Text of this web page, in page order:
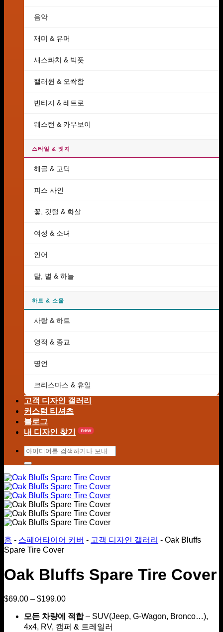
음악
재미 & 유머
새스콰치 & 빅풋
핼러윈 & 오싹함
빈티지 & 레트로
웨스턴 & 카우보이
스타일 & 엣지
해골 & 고딕
피스 사인
꽃, 깃털 & 화살
여성 & 소녀
인어
달, 별 & 하늘
하트 & 소울
사랑 & 하트
영적 & 종교
명언
크리스마스 & 휴일
고객 디자인 갤러리
커스텀 티셔츠
블로그
내 디자인 찾기
검
색
홈 - 스페어타이어 커버 - 고객 디자인 갤러리 - Oak Bluffs
Spare Tire Cover
Oak Bluffs Spare Tire Cover
$69.00 – $199.00가
범
모든 차량에 적합– SUV(Jeep, G-Wagon, Bronco…),
4x4, RV, 캠퍼 & 트레일러